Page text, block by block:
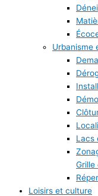
Urbanisme
Lacs
Grille
Loisirs et culture